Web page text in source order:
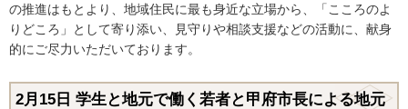
の推進はもとより、地域住民に最も身近な立場から、「こころのよ
りどころ」として寄り添い、見守りや相談支援などの活動に、献身
的にご尽力いただいております。
2月15日 学生と地元で働く若者と甲府市長による地元